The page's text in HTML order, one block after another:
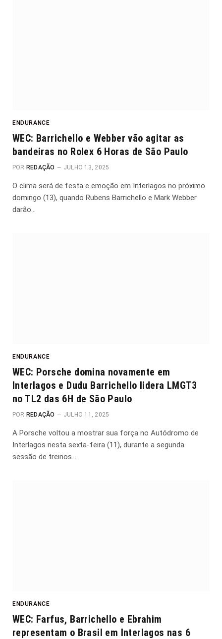
ENDURANCE
WEC: Barrichello e Webber vão agitar as
bandeiras no Rolex 6 Horas de São Paulo
POR REDAÇÃO JULHO 13, 2025
O clima será de festa e emoção em Interlagos no próximo
domingo (13), quando Rubens Barrichello e Mark Webber
darão…
ENDURANCE
WEC: Porsche domina novamente em
Interlagos e Dudu Barrichello lidera LMGT3
no TL2 das 6H de São Paulo
POR REDAÇÃO JULHO 11, 2025
A Porsche voltou a mostrar sua força no Autódromo de
Interlagos nesta sexta-feira (11), durante a segunda
sessão de treinos…
ENDURANCE
WEC: Farfus, Barrichello e Ebrahim
representam o Brasil em Interlagos nas 6